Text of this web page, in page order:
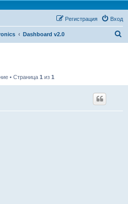
Вход
Регистрация
Dashboard v2.0
• Страница 1 из 1